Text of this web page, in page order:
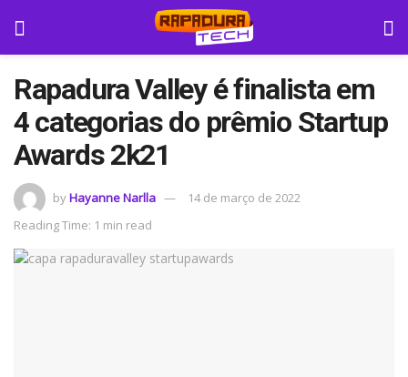
Rapadura Valley é finalista em
4 categorias do prêmio Startup
Awards 2k21
byHayanne Narlla
14 de março de 2022
Reading Time: 1 min read